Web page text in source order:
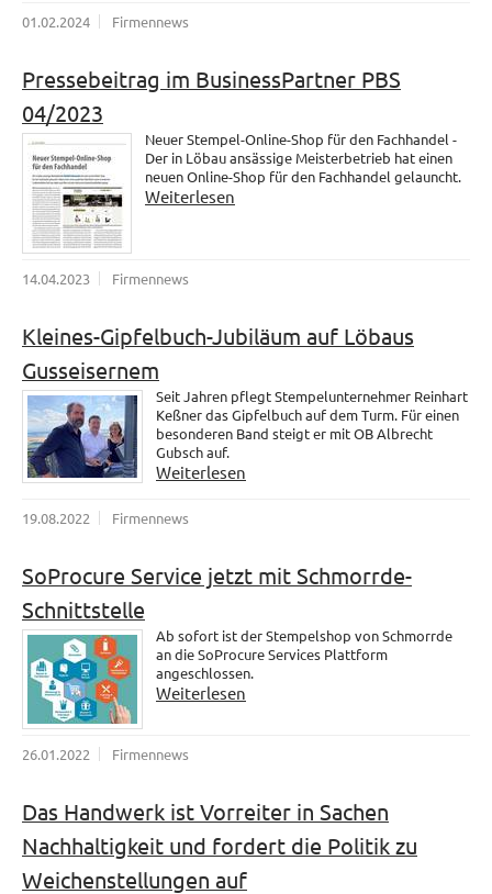
01.02.2024 Firmennews
Pressebeitrag im BusinessPartner PBS
04/2023
Neuer Stempel-Online-Shop für den Fachhandel -
Der in Löbau ansässige Meisterbetrieb hat einen
neuen Online-Shop für den Fachhandel gelauncht.
Weiterlesen
14.04.2023 Firmennews
Kleines-Gipfelbuch-Jubiläum auf Löbaus
Gusseisernem
Seit Jahren pflegt Stempelunternehmer Reinhart
Keßner das Gipfelbuch auf dem Turm. Für einen
besonderen Band steigt er mit OB Albrecht
Gubsch auf.
Weiterlesen
19.08.2022 Firmennews
SoProcure Service jetzt mit Schmorrde-
Schnittstelle
Ab sofort ist der Stempelshop von Schmorrde
an die SoProcure Services Plattform
angeschlossen.
Weiterlesen
26.01.2022 Firmennews
Das Handwerk ist Vorreiter in Sachen
Nachhaltigkeit und fordert die Politik zu
Weichenstellungen auf